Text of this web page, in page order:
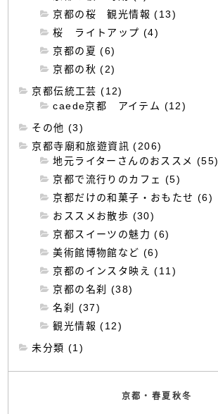
京都の桜 観光情報 (13)
桜 ライトアップ (4)
京都の夏 (6)
京都の秋 (2)
京都伝統工芸 (12)
caede京都 アイテム (12)
その他 (3)
京都寺廟和旅遊資訊 (206)
地元ライターさんのおススメ (55)
京都で流行りのカフェ (5)
京都だけの和菓子・おもたせ (6)
おススメお散歩 (30)
京都スイーツの魅力 (6)
美術館博物館など (6)
京都のインスタ映え (11)
京都の名刹 (38)
名刹 (37)
観光情報 (12)
未分類 (1)
京都・春夏秋冬